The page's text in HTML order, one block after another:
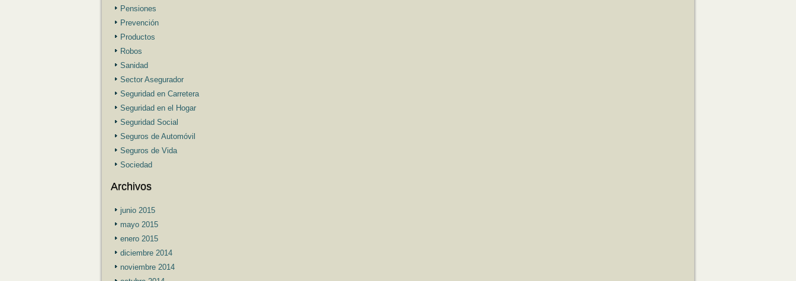
Pensiones
Prevención
Productos
Robos
Sanidad
Sector Asegurador
Seguridad en Carretera
Seguridad en el Hogar
Seguridad Social
Seguros de Automóvil
Seguros de Vida
Sociedad
Archivos
junio 2015
mayo 2015
enero 2015
diciembre 2014
noviembre 2014